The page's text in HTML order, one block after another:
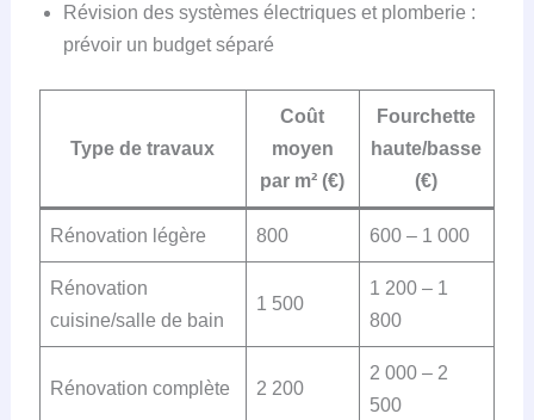
Révision des systèmes électriques et plomberie :
prévoir un budget séparé
Type de travaux
Coût
moyen
par m² (€)
Fourchette
haute/basse
(€)
Rénovation légère 800 600 – 1 000
Rénovation
cuisine/salle de bain
1 500
1 200 – 1
800
Rénovation complète 2 200
2 000 – 2
500